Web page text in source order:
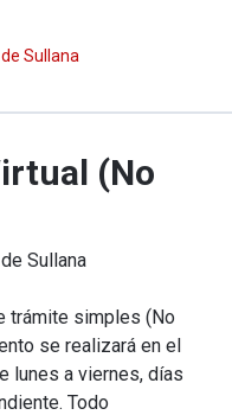
Sullana
(No
Sullana
trámite simples (No
se realizará en el
lunes a viernes, días
Todo